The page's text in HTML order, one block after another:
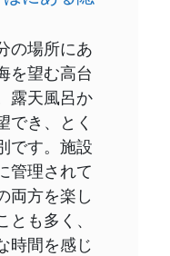
の場所にあ
を望む高台
露天風呂か
でき、とく
です。施設
管理されて
両方を楽し
も多く、
時間を感じ